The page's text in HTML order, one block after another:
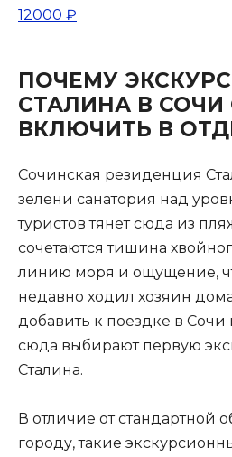
12000 ₽
ПОЧЕМУ
СТАЛИНА В СОЧИ
ВКЛЮЧИТЬ В
Сочинская резиденция
зелени санатория над
туристов тянет сюда из
сочетаются тишина
линию моря и ощущение,
недавно ходил хозяин
добавить к поездке в
сюда выбирают первую
Сталина.
В отличие от стандартной
городу, такие